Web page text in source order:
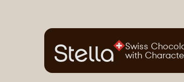
Swiss
with